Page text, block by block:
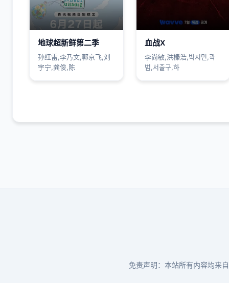
地球超新鲜第二季
孙红雷,李乃文,郭京飞,刘
宇宁,龚俊,陈
血战X
李尚敏,洪榛浩,박지민,곽
범,서출구,하
免责声明：本站所有内容均来